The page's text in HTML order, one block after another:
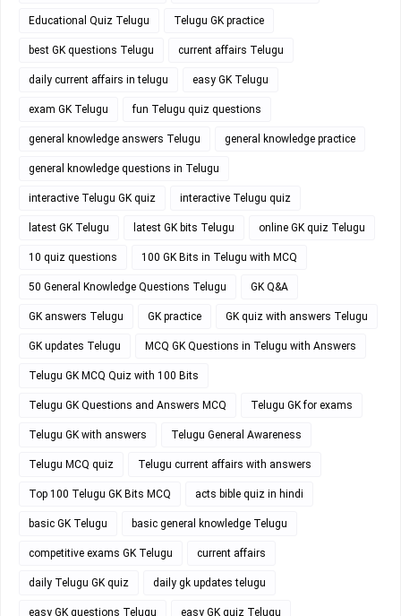
Educational Quiz Telugu Telugu GK practice
best GK questions Telugu current affairs Telugu
daily current affairs in telugu easy GK Telugu
exam GK Telugu fun Telugu quiz questions
general knowledge answers Telugu general knowledge practice
general knowledge questions in Telugu
interactive Telugu GK quiz interactive Telugu quiz
latest GK Telugu latest GK bits Telugu online GK quiz Telugu
10 quiz questions 100 GK Bits in Telugu with MCQ
50 General Knowledge Questions Telugu GK Q&A
GK answers Telugu GK practice GK quiz with answers Telugu
GK updates Telugu MCQ GK Questions in Telugu with Answers
Telugu GK MCQ Quiz with 100 Bits
Telugu GK Questions and Answers MCQ Telugu GK for exams
Telugu GK with answers Telugu General Awareness
Telugu MCQ quiz Telugu current affairs with answers
Top 100 Telugu GK Bits MCQ acts bible quiz in hindi
basic GK Telugu basic general knowledge Telugu
competitive exams GK Telugu current affairs
daily Telugu GK quiz daily gk updates telugu
easy GK questions Telugu easy GK quiz Telugu